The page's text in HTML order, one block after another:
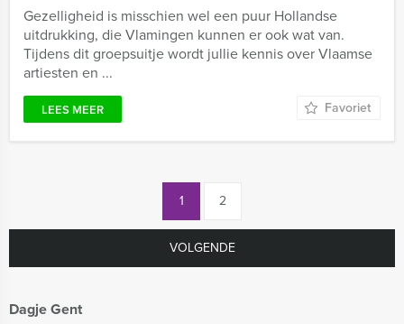
Dagje Gent
Gezelligheid is misschien wel een puur Hollandse
uitdrukking, die Vlamingen kunnen er ook wat van.
Tijdens dit groepsuitje wordt jullie kennis over Vlaamse
artiesten en ...
LEES MEER Favoriet
1 2
VOLGENDE